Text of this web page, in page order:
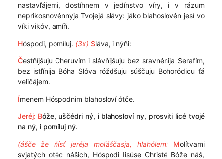
nastavľájemi, dostíhnem v jedínstvo víry, i v rázum
neprikosnovénnyja Tvojejá slávy: jáko blahoslovén jesí vo
víki vikóv, amíň.
Hóspodi, pomíluj. (3x) Sláva, i nýňi:
Čestňíjšuju Cheruvím i slávňijšuju bez sravnénija Serafím,
bez istľínija Bóha Slóva róždšuju súščuju Bohoródicu ťá
veličájem.
Ímenem Hóspodnim blahosloví ótče.
Jeréj: Bóže, uščédri ný, i blahosloví ny, prosviti licé tvojé
na ný, i pomíluj ný.
(ášče že ňísť jeréja moľáščasja, hlahólem: Molítvami
svjatých otéc nášich, Hóspodi Iisúse Christé Bóže náš,